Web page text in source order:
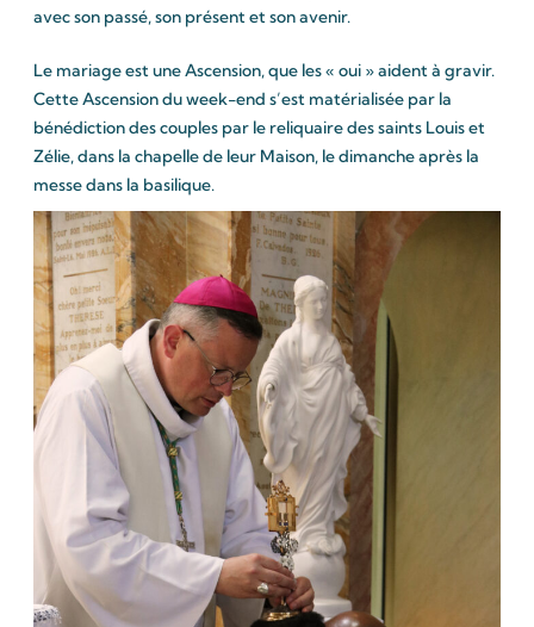
avec son passé, son présent et son avenir.
Le mariage est une Ascension, que les « oui » aident à gravir.
Cette Ascension du week-end s’est matérialisée par la
bénédiction des couples par le reliquaire des saints Louis et
Zélie, dans la chapelle de leur Maison, le dimanche après la
messe dans la basilique.